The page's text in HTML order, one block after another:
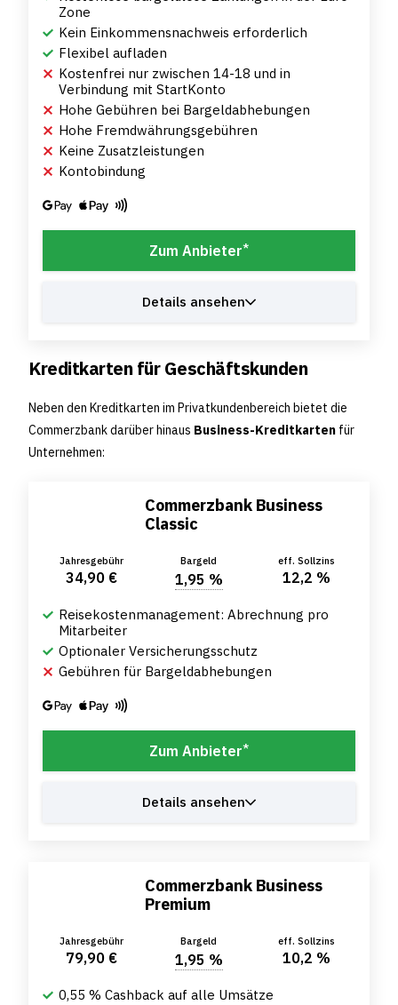
Zone
Kein Einkommensnachweis erforderlich
Flexibel aufladen
Kostenfrei nur zwischen 14-18 und in
Verbindung mit StartKonto
Hohe Gebühren bei Bargeldabhebungen
Hohe Fremdwährungsgebühren
Keine Zusatzleistungen
Kontobindung
Zum Anbieter*
Details ansehen
Kreditkarten für Geschäftskunden
Neben den Kreditkarten im Privatkundenbereich bietet die
Commerzbank darüber hinaus Business-Kreditkarten für
Unternehmen:
Commerzbank Business
Classic
Jahresgebühr
34,90 €
Bargeld
1,95 %
eff. Sollzins
12,2 %
Reisekostenmanagement: Abrechnung pro
Mitarbeiter
Optionaler Versicherungsschutz
Gebühren für Bargeldabhebungen
Zum Anbieter*
Details ansehen
Commerzbank Business
Premium
Jahresgebühr
79,90 €
Bargeld
1,95 %
eff. Sollzins
10,2 %
0,55 % Cashback auf alle Umsätze